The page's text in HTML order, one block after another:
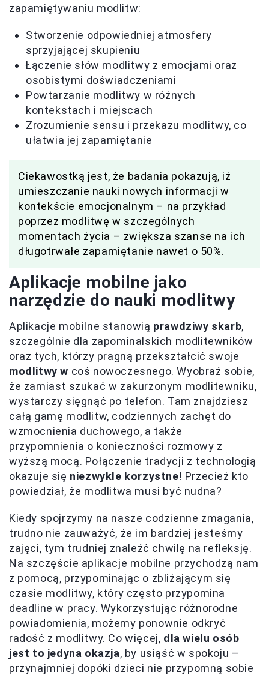
zapamiętywaniu modlitw:
Stworzenie odpowiedniej atmosfery
sprzyjającej skupieniu
Łączenie słów modlitwy z emocjami oraz
osobistymi doświadczeniami
Powtarzanie modlitwy w różnych
kontekstach i miejscach
Zrozumienie sensu i przekazu modlitwy, co
ułatwia jej zapamiętanie
Ciekawostką jest, że badania pokazują, iż
umieszczanie nauki nowych informacji w
kontekście emocjonalnym – na przykład
poprzez modlitwę w szczególnych
momentach życia – zwiększa szanse na ich
długotrwałe zapamiętanie nawet o 50%.
Aplikacje mobilne jako
narzędzie do nauki modlitwy
Aplikacje mobilne stanowią prawdziwy skarb,
szczególnie dla zapominalskich modlitewników
oraz tych, którzy pragną przekształcić swoje
modlitwy w coś nowoczesnego. Wyobraź sobie,
że zamiast szukać w zakurzonym modlitewniku,
wystarczy sięgnąć po telefon. Tam znajdziesz
całą gamę modlitw, codziennych zachęt do
wzmocnienia duchowego, a także
przypomnienia o konieczności rozmowy z
wyższą mocą. Połączenie tradycji z technologią
okazuje się niezwykle korzystne! Przecież kto
powiedział, że modlitwa musi być nudna?
Kiedy spojrzymy na nasze codzienne zmagania,
trudno nie zauważyć, że im bardziej jesteśmy
zajęci, tym trudniej znaleźć chwilę na refleksję.
Na szczęście aplikacje mobilne przychodzą nam
z pomocą, przypominając o zbliżającym się
czasie modlitwy, który często przypomina
deadline w pracy. Wykorzystując różnorodne
powiadomienia, możemy ponownie odkryć
radość z modlitwy. Co więcej, dla wielu osób
jest to jedyna okazja, by usiąść w spokoju –
przynajmniej dopóki dzieci nie przypomną sobie